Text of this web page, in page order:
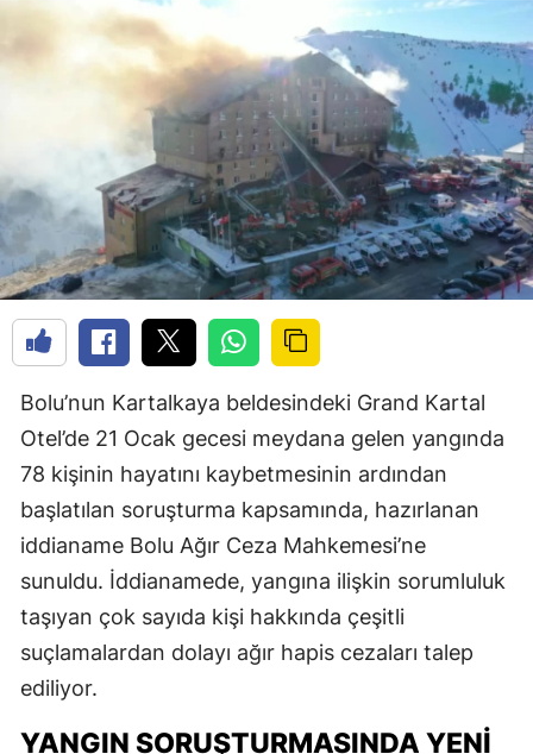
Bolu’nun Kartalkaya beldesindeki Grand Kartal
Otel’de 21 Ocak gecesi meydana gelen yangında
78 kişinin hayatını kaybetmesinin ardından
başlatılan soruşturma kapsamında, hazırlanan
iddianame Bolu Ağır Ceza Mahkemesi’ne
sunuldu. İddianamede, yangına ilişkin sorumluluk
taşıyan çok sayıda kişi hakkında çeşitli
suçlamalardan dolayı ağır hapis cezaları talep
ediliyor.
YANGIN SORUŞTURMASINDA YENI